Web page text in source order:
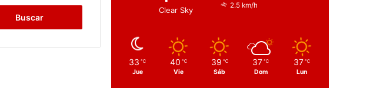
Clear Sky
2.5 km/h
33 ℃
Jue
40 ℃
Vie
39 ℃
Sáb
37 ℃
Dom
37 ℃
Lun